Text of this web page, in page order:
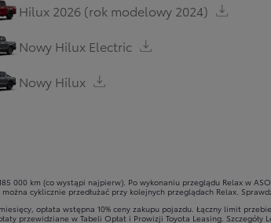
Hilux 2026 (rok modelowy 2024)
Nowy Hilux Electric
Nowy Hilux
000 km (co wystąpi najpierw). Po wykonaniu przeglądu Relax w
cyklicznie przedłużać przy kolejnych przeglądach Relax.
opłata wstępna 10% ceny zakupu pojazdu. Łączny limit
przewidziane w Tabeli Opłat i Prowizji Toyota Leasing.